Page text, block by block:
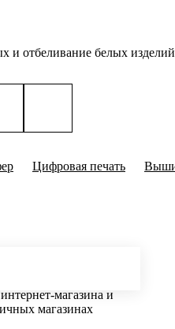
и отбеливание белых
Цифровая печать
магазина и
магазинах